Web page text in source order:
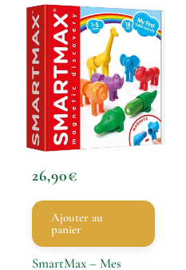
26,90€
Ajouter au
panier
SmartMax – Mes